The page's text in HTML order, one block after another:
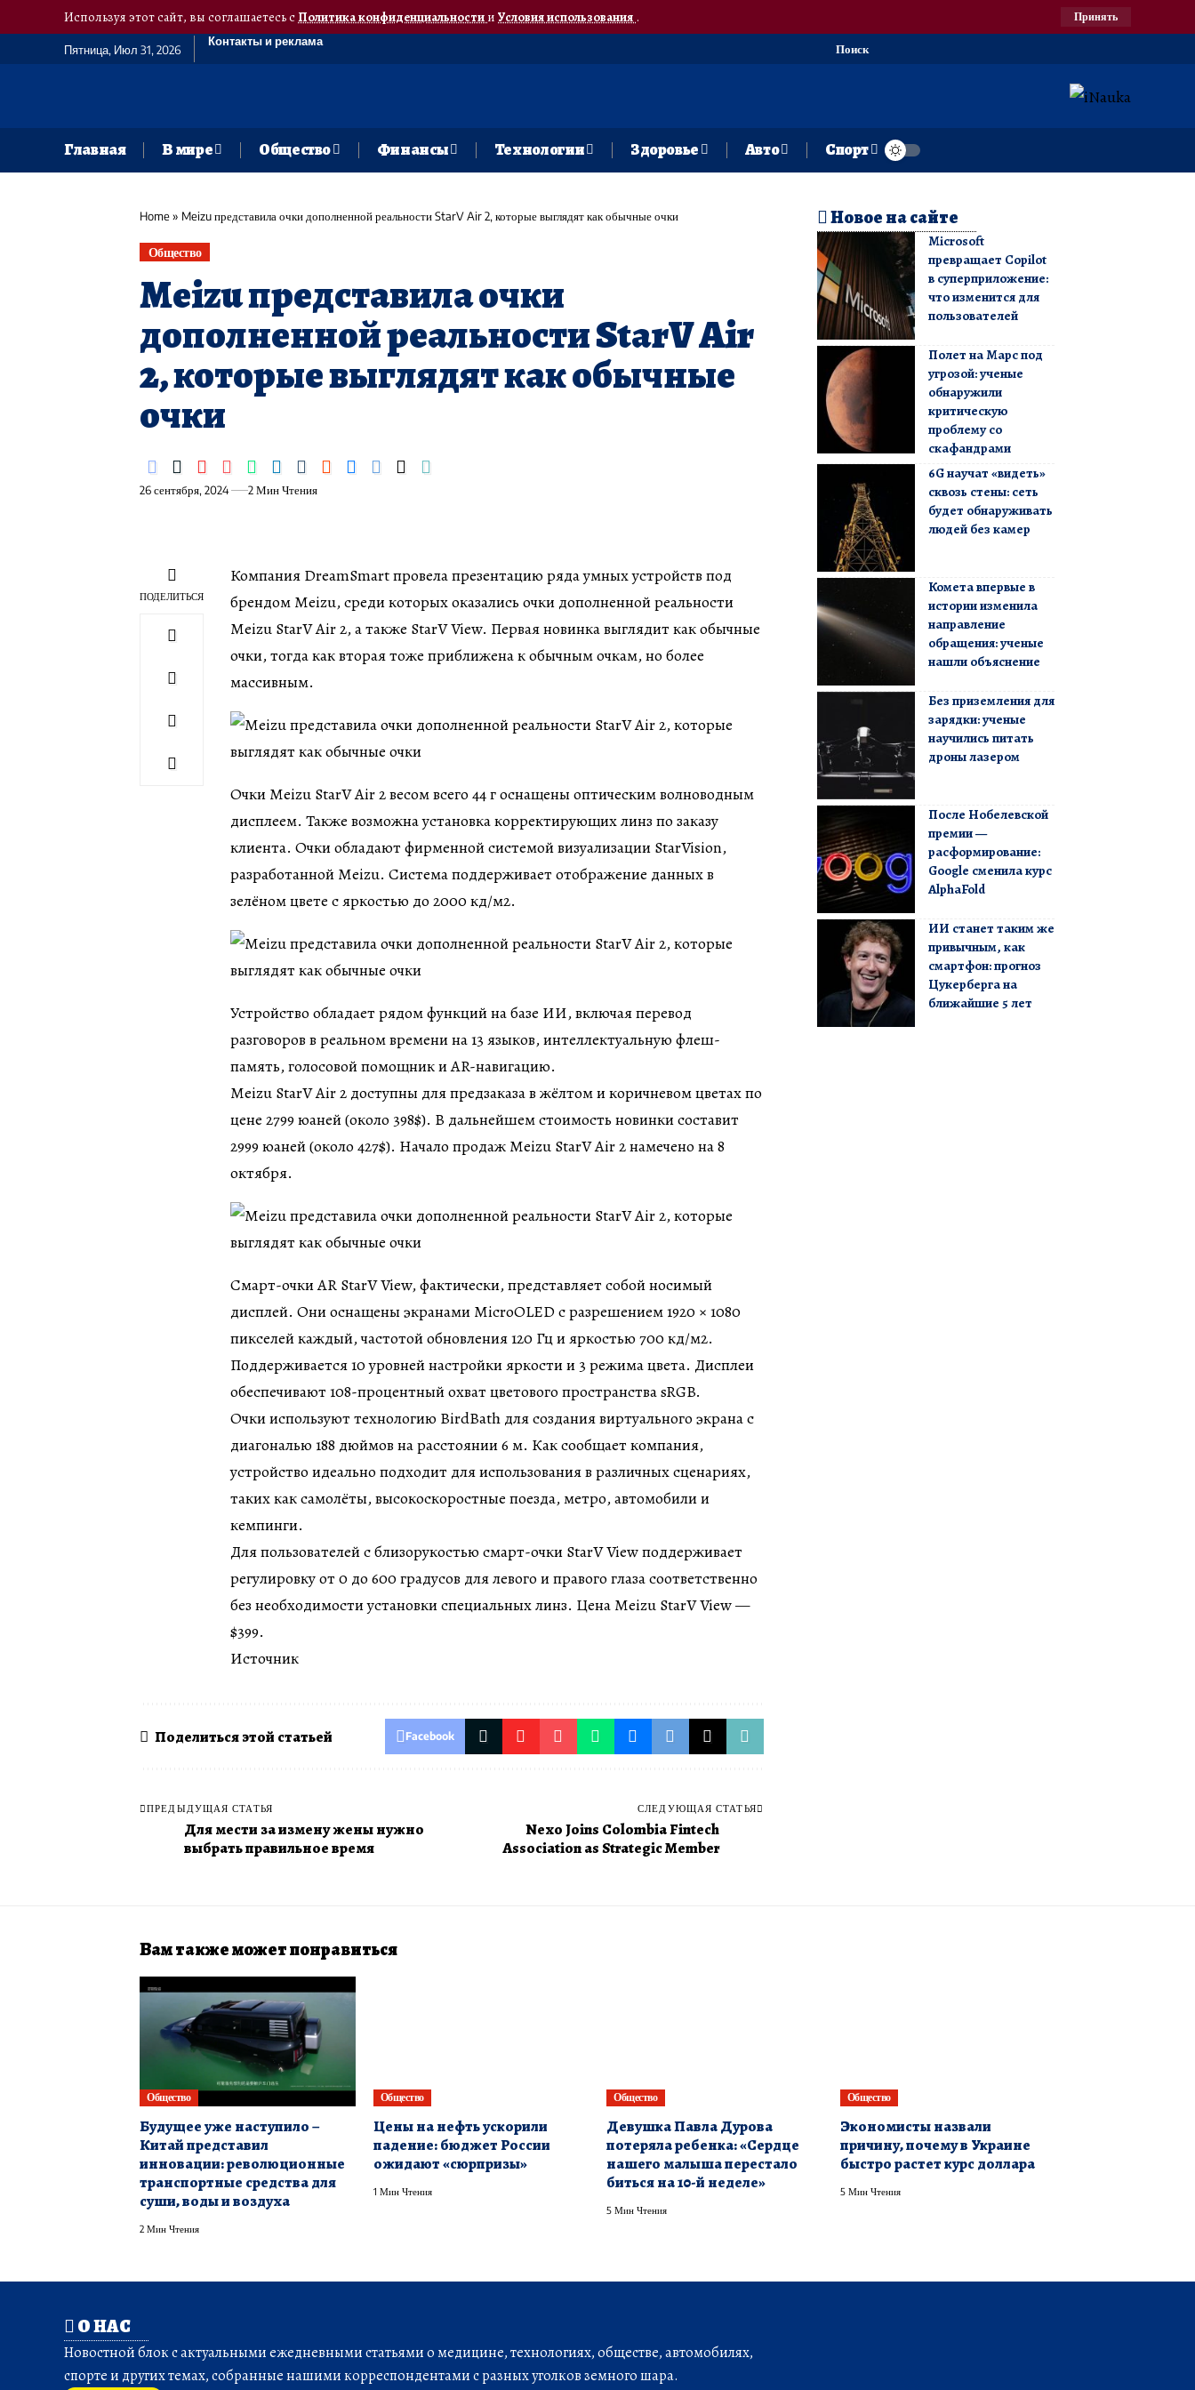
Используя этот сайт, вы соглашаетесь сПолитика конфиденциальностии Условия использования. Принять
Пятница, Июл 31, 2026
Контакты и реклама
Поиск
Главная В мире Общество Финансы Технологии Здоровье Авто Спорт
Home» Meizu представила очки дополненной реальности StarV Air 2, которые выглядят как обычные очки
Общество
Meizu представила очки
дополненной реальности StarV Air
2, которые выглядят как обычные
очки
26 сентября, 2024 2 Мин Чтения
ПОДЕЛИТЬСЯ
Компания DreamSmart провела презентацию ряда умных устройств под
брендом Meizu, среди которых оказались очки дополненной реальности
Meizu StarV Air 2, а также StarV View. Первая новинка выглядит как обычные
очки, тогда как вторая тоже приближена к обычным очкам, но более
массивным.
Очки Meizu StarV Air 2 весом всего 44 г оснащены оптическим волноводным
дисплеем. Также возможна установка корректирующих линз по заказу
клиента. Очки обладают фирменной системой визуализации StarVision,
разработанной Meizu. Система поддерживает отображение данных в
зелёном цвете с яркостью до 2000 кд/м2.
Устройство обладает рядом функций на базе ИИ, включая перевод
разговоров в реальном времени на 13 языков, интеллектуальную флеш-
память, голосовой помощник и AR-навигацию.
Meizu StarV Air 2 доступны для предзаказа в жёлтом и коричневом цветах по
цене 2799 юаней (около 398$). В дальнейшем стоимость новинки составит
2999 юаней (около 427$). Начало продаж Meizu StarV Air 2 намечено на 8
октября.
Смарт-очки AR StarV View, фактически, представляет собой носимый
дисплей. Они оснащены экранами MicroOLED с разрешением 1920 × 1080
пикселей каждый, частотой обновления 120 Гц и яркостью 700 кд/м2.
Поддерживается 10 уровней настройки яркости и 3 режима цвета. Дисплеи
обеспечивают 108-процентный охват цветового пространства sRGB.
Очки используют технологию BirdBath для создания виртуального экрана с
диагональю 188 дюймов на расстоянии 6 м. Как сообщает компания,
устройство идеально подходит для использования в различных сценариях,
таких как самолёты, высокоскоростные поезда, метро, ​​автомобили и
кемпинги.
Для пользователей с близорукостью смарт-очки StarV View поддерживает
регулировку от 0 до 600 градусов для левого и правого глаза соответственно
без необходимости установки специальных линз. Цена Meizu StarV View —
$399.
Источник
Поделиться этой статьей Facebook
ПРЕДЫДУЩАЯ СТАТЬЯ
Для мести за измену жены нужно
выбрать правильное время
СЛЕДУЮЩАЯ СТАТЬЯ
Nexo Joins Colombia Fintech
Association as Strategic Member
Новое на сайте
Microsoft
превращает Copilot
в суперприложение:
что изменится для
пользователей
Полет на Марс под
угрозой: ученые
обнаружили
критическую
проблему со
скафандрами
6G научат «видеть»
сквозь стены: сеть
будет обнаруживать
людей без камер
Комета впервые в
истории изменила
направление
обращения: ученые
нашли объяснение
Без приземления для
зарядки: ученые
научились питать
дроны лазером
После Нобелевской
премии —
расформирование:
Google сменила курс
AlphaFold
ИИ станет таким же
привычным, как
смартфон: прогноз
Цукерберга на
ближайшие 5 лет
Вам также может понравиться
Общество
Будущее уже наступило –
Китай представил
инновации: революционные
транспортные средства для
суши, воды и воздуха
2 Мин Чтения
Общество
Цены на нефть ускорили
падение: бюджет России
ожидают «сюрпризы»
1 Мин Чтения
Общество
Девушка Павла Дурова
потеряла ребенка: «Сердце
нашего малыша перестало
биться на 10-й неделе»
5 Мин Чтения
Общество
Экономисты назвали
причину, почему в Украине
быстро растет курс доллара
5 Мин Чтения
О НАС
Новостной блок с актуальными ежедневными статьями о медицине, технологиях, обществе, автомобилях,
спорте и других темах, собранные нашими корреспондентами с разных уголков земного шара.